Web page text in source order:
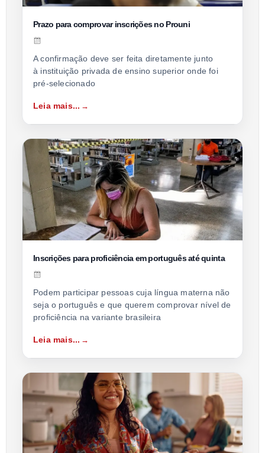
Prazo para comprovar inscrições no Prouni
A confirmação deve ser feita diretamente junto
à instituição privada de ensino superior onde foi
pré-selecionado
Leia mais...
Inscrições para proficiência em português até quinta
Podem participar pessoas cuja língua materna não
seja o português e que querem comprovar nível de
proficiência na variante brasileira
Leia mais...